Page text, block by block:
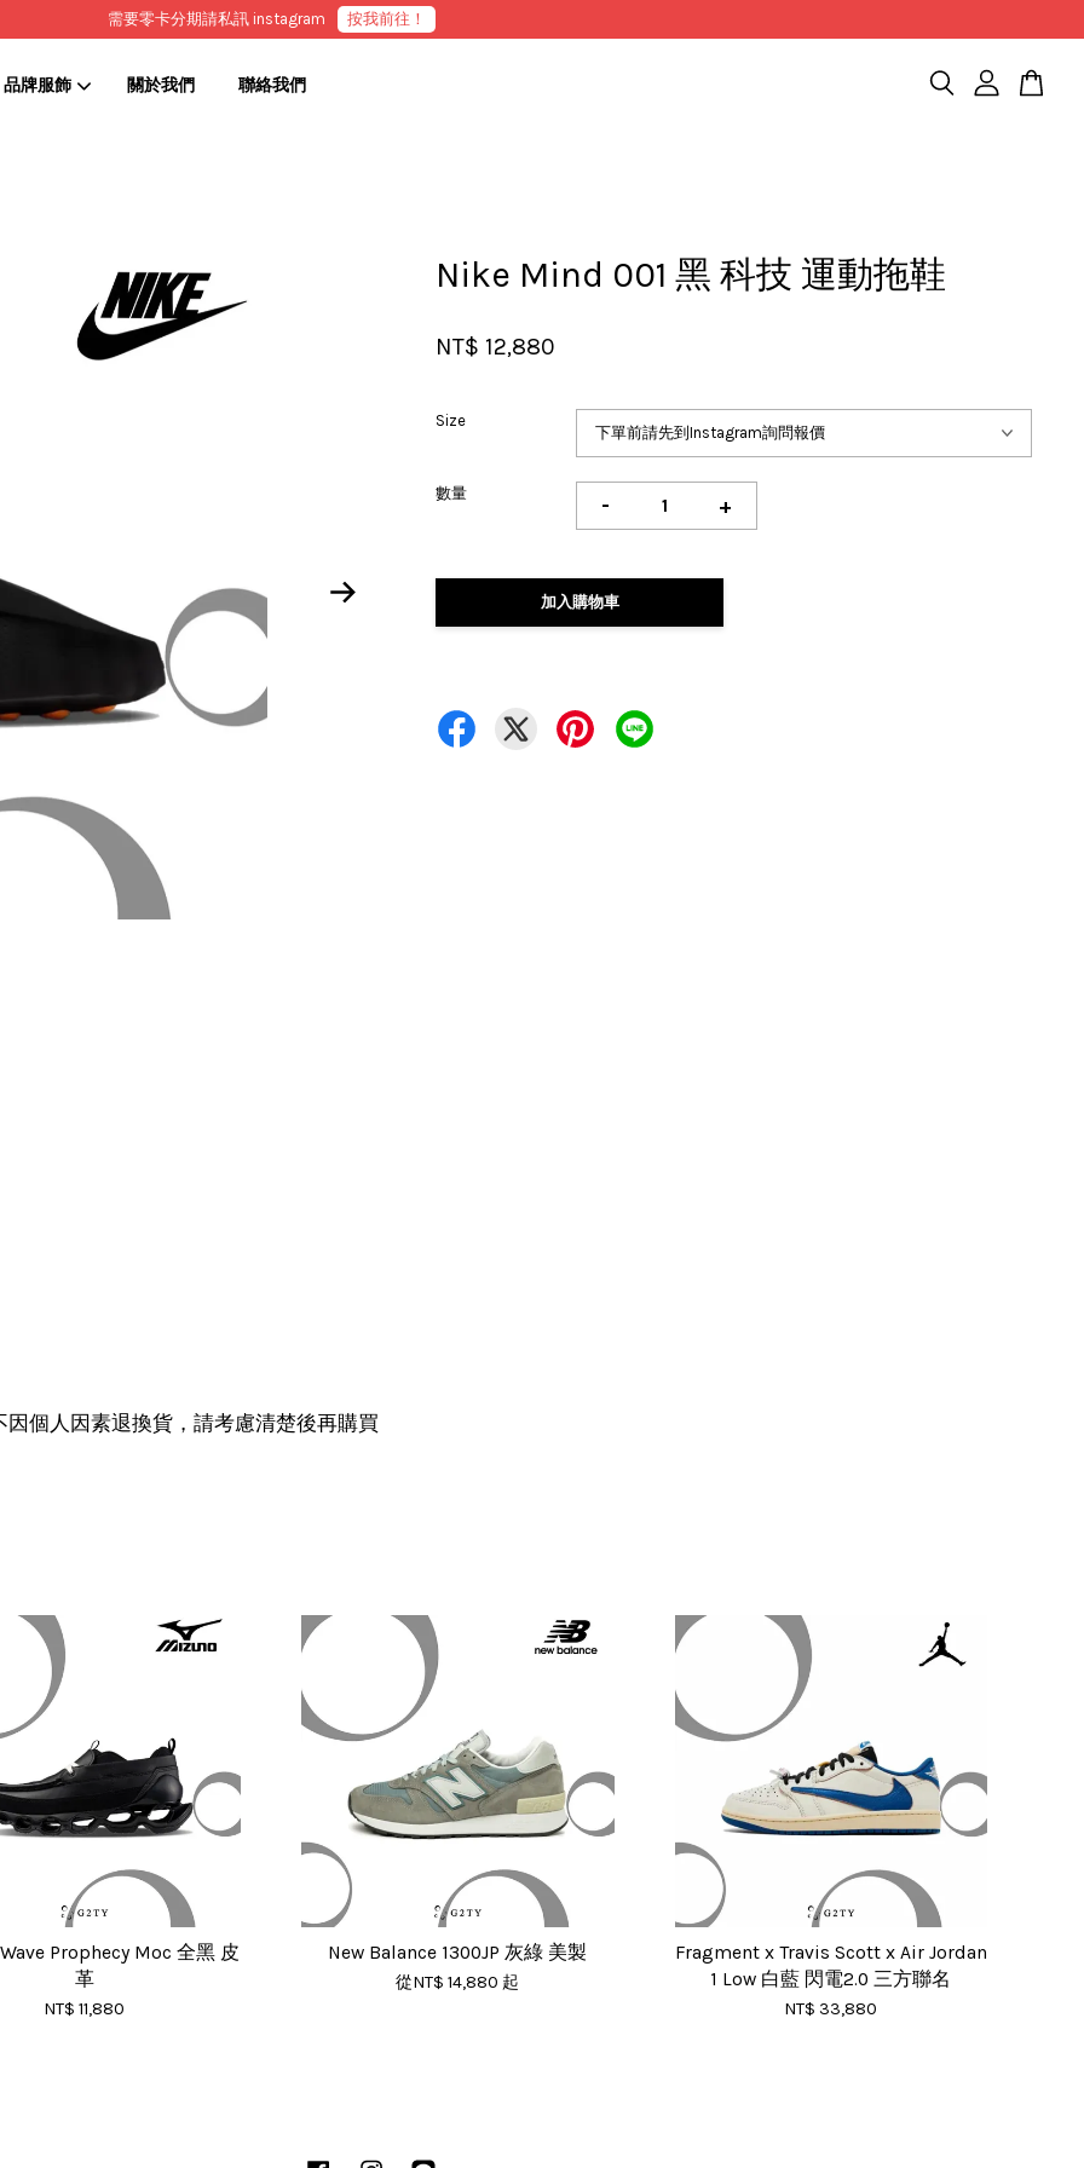
需要零卡分期請私訊 instagram 按我前往！
品牌服飾 關於我們 聯絡我們
Nike Mind 001 黑 科技 運動拖鞋
NT$ 12,880
Size
數量 - +
加入購物車
個人因素退換貨，請考慮清楚後再購買
Prophecy Moc 全黑 皮
革
NT$ 11,880
New Balance 1300JP 灰綠 美製
從NT$ 14,880 起
Fragment x Travis Scott x Air Jordan
1 Low 白藍 閃電2.0 三方聯名
NT$ 33,880
Facebook Instagram